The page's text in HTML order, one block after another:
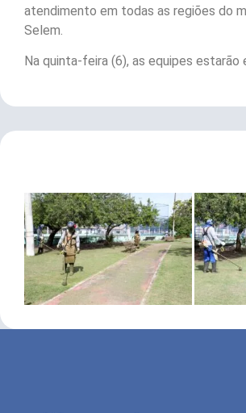
atendimento em todas as regiões do
Selem.
Na quinta-feira (6), as equipes estarão